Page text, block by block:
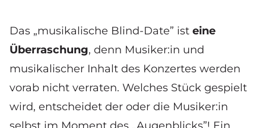
Das „musikalische Blind-Date” ist eine
Überraschung, denn Musiker:in und
musikalischer Inhalt des Konzertes werden
vorab nicht verraten. Welches Stück gespielt
wird, entscheidet der oder die Musiker:in